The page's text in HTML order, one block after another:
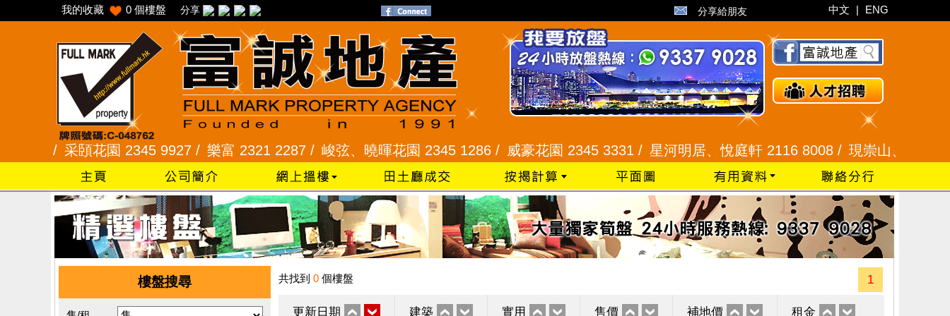
我的收藏 0 個樓盤 分享 分享給朋友 中文 | ENG
采頣花園 2345 9927 /樂富 2321 2287 /峻弦、曉暉花園 2345 1286 /威豪花園 2345 3331 /星河明居、悅庭軒 2116 8008 /現崇山、譽港灣
樓盤搜尋 共找到 0 個樓盤 1
更新日期 建築 實用 售價 補地價 租金